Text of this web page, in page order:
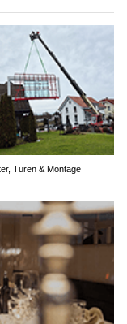
Türen & Montage